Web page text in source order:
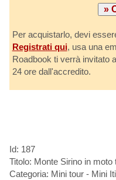
Per acquistarlo, devi
Registrati qui, usa una
Roadbook ti verrà invitato
24 ore dall'accredito.
Id: 187
Titolo: Monte Sirino in
Categoria: Mini tour - Mini